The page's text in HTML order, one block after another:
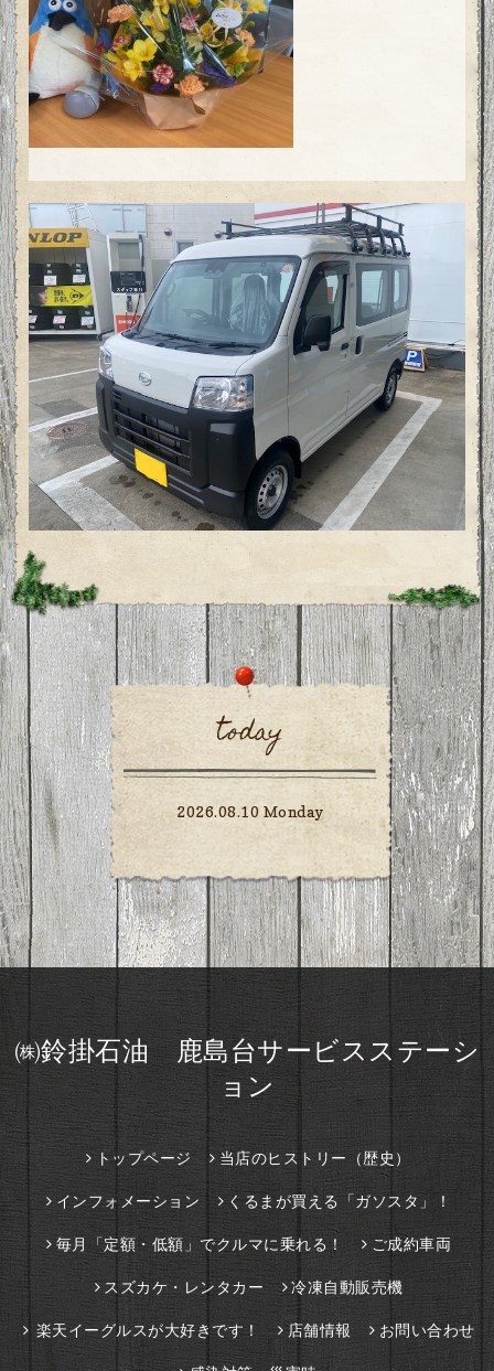
today
2026.08.10 Monday
㈱鈴掛石油 鹿島台サービスステーシ
ョン
トップページ 当店のヒストリー（歴史）
インフォメーション くるまが買える「ガソスタ」！
毎月「定額・低額」でクルマに乗れる！ ご成約車両
スズカケ・レンタカー 冷凍自動販売機
楽天イーグルスが大好きです！ 店舗情報 お問い合わせ